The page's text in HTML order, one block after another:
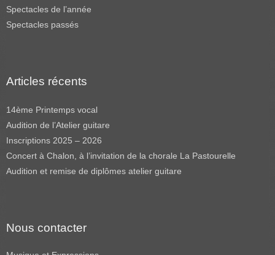
Spectacles de l’année
Spectacles passés
Articles récents
14ème Printemps vocal
Audition de l’Atelier guitare
Inscriptions 2025 – 2026
Concert à Chalon, à l’invitation de la chorale La Pastourelle
Audition et remise de diplômes atelier guitare
Nous contacter